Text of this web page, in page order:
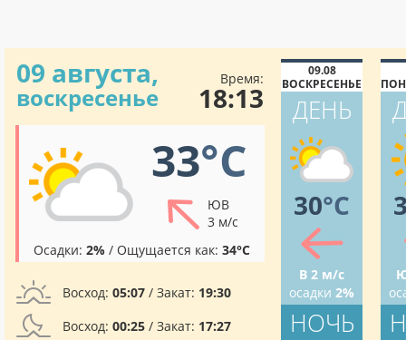
09 августа,
воскресенье
Время:
18:13
33°C
ЮВ
3 м/с
Осадки: 2% / Ощущается как: 34°C
Восход: 05:07 / Закат: 19:30
Восход: 00:25 / Закат: 17:27
09.08
ВОСКРЕСЕНЬЕ
ДЕНЬ
30°C
В 2 м/с
осадки 2%
НОЧЬ